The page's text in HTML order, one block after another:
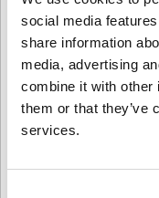
social media
share information
media, advertising
combine it with other
them or that they’ve
services.
recupero crediti
Giudice per
Avezzano, Maria
confronti di un
l’edizione
Secondo
il pagamento